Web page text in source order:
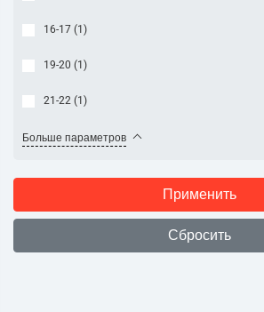
16-17 (1 )
19-20 (1 )
21-22 (1 )
Больше параметров